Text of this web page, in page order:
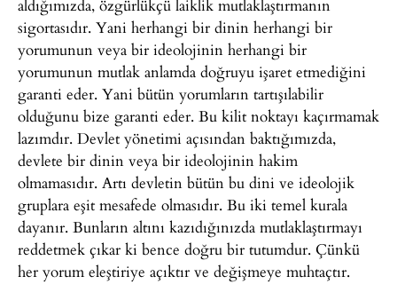
aldığımızda, özgürlükçü laiklik mutlaklaştırmanın
sigortasıdır. Yani herhangi bir dinin herhangi bir
yorumunun veya bir ideolojinin herhangi bir
yorumunun mutlak anlamda doğruyu işaret etmediğini
garanti eder. Yani bütün yorumların tartışılabilir
olduğunu bize garanti eder. Bu kilit noktayı kaçırmamak
lazımdır. Devlet yönetimi açısından baktığımızda,
devlete bir dinin veya bir ideolojinin hakim
olmamasıdır. Artı devletin bütün bu dini ve ideolojik
gruplara eşit mesafede olmasıdır. Bu iki temel kurala
dayanır. Bunların altını kazıdığınızda mutlaklaştırmayı
reddetmek çıkar ki bence doğru bir tutumdur. Çünkü
her yorum eleştiriye açıktır ve değişmeye muhtaçtır.